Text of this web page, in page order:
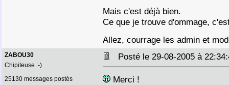
Mais c'est déjà bien.
Ce que je trouve d'ommage,
Allez, courrage les admin et
ZABOU30
Chipiteuse :-)
25130 messages postés
Posté le 29-08-2005 à
Merci !